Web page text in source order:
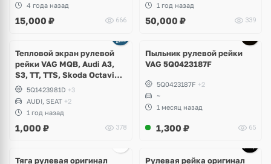
4 года назад
15,000 ₽ 666
1 год назад
50,000 ₽ 339
Тепловой экран рулевой
рейки VAG MQB, Audi A3,
S3, TT, TTS, Skoda Octavia,
Superb, Kodiaq, Karoq,
Volkswagen Tiguan, Arteon,
Passat B8, Taos, Tayron,
Taos, T-Roc, Golf 7.5, 8, Seat
Leon
5Q1423981D +3
AUDI, SEAT +2
1 год назад
1,000 ₽ 378
Пыльник рулевой рейки
VAG 5Q0423187F
5Q0423187F +2
~
1 месяц назад
1,300 ₽ 65
Тяга рулевая оригинал Рулевая рейка оригинал